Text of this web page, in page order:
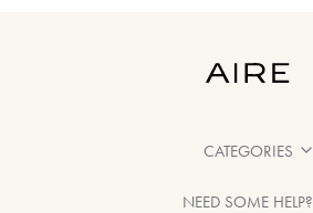
CATEGORIES
NEED SOME HELP?